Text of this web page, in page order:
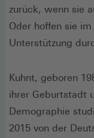
zurück, wenn sie
Oder hoffen sie
Unterstützung
Kuhnt, geboren
ihrer Geburtstadt
Demographie
2015 von der